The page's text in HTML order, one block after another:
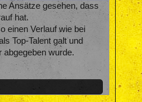
Ansätze gesehen, dass
hat.
einen Verlauf wie bei
Top-Talent galt und
abgegeben wurde.